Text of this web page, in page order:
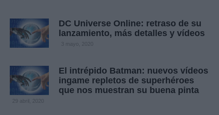
DC Universe Online: retraso de su
lanzamiento, más detalles y vídeos
3 mayo, 2020
El intrépido Batman: nuevos vídeos
ingame repletos de superhéroes
que nos muestran su buena pinta
29 abril, 2020